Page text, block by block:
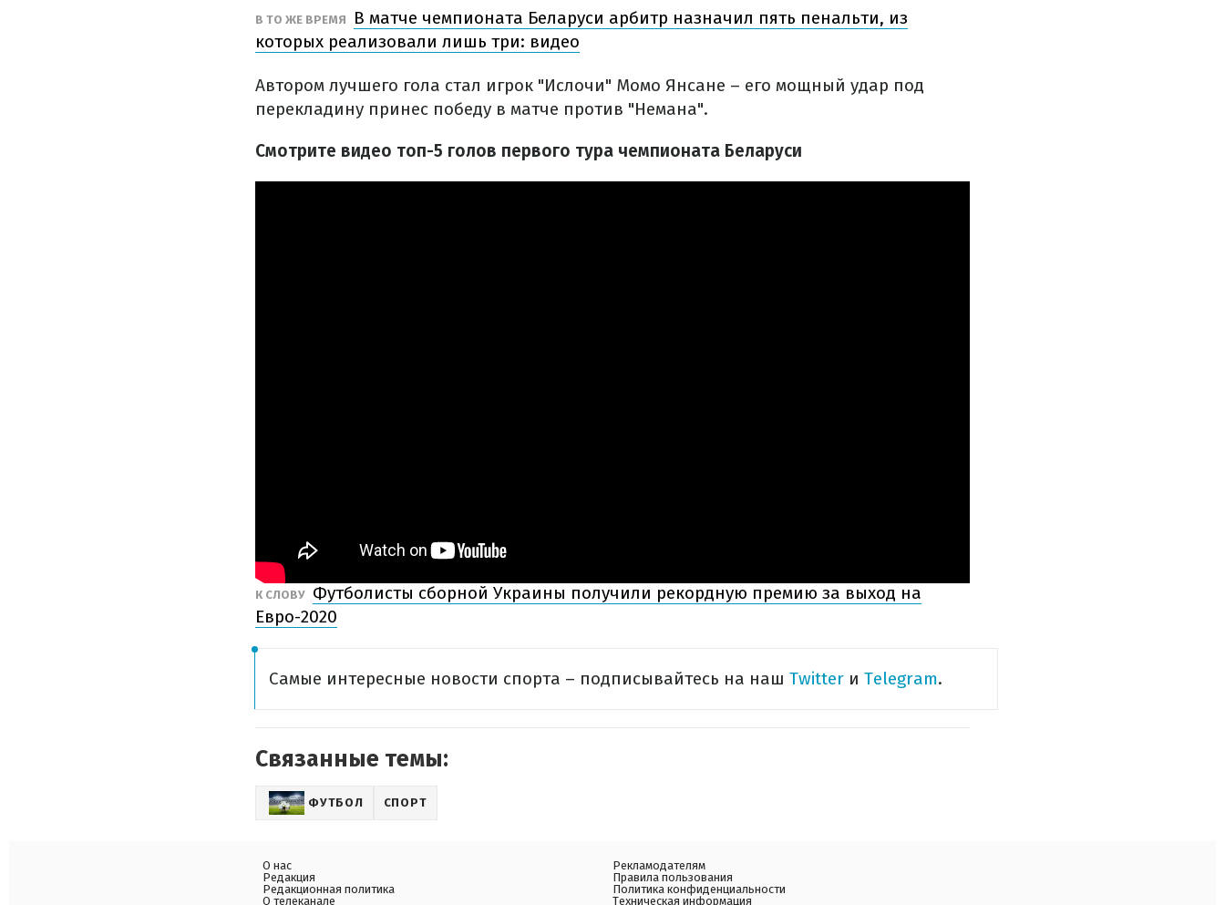
В ТО ЖЕ ВРЕМЯ
В матче чемпионата Беларуси арбитр назначил пять пенальти, из
которых реализовали лишь три: видео
Автором лучшего гола стал игрок "Ислочи" Момо Янсане – его мощный удар под
перекладину принес победу в матче против "Немана".
Смотрите видео топ-5 голов первого тура чемпионата Беларуси
К СЛОВУ Футболисты сборной Украины получили рекордную премию за выход на
Евро-2020
Самые интересные новости спорта – подписывайтесь на наш Twitter и Telegram.
Связанные темы:
ФУТБОЛ СПОРТ
О нас
Редакция
Редакционная политика
О телеканале
Рекламодателям
Правила пользования
Политика конфиденциальности
Техническая информация